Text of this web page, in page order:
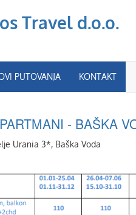
Travel d.o.o.
PUTOVANJA KONTAKT
- BAŠKA
Urania 3*, Baška Voda